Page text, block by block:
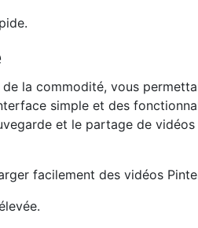
la commodité, vous
simple et des
et le partage de
facilement des vidéos